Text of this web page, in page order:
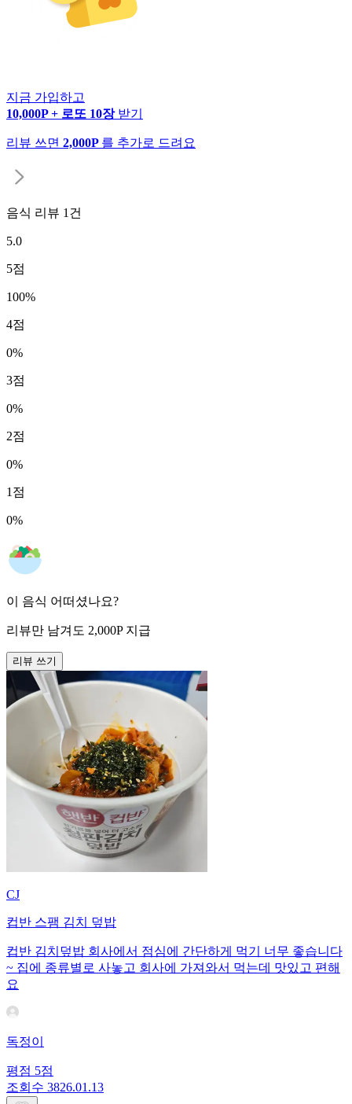
지금 가입하고
10,000P + 로또 10장 받기
리뷰 쓰면 2,000P 를 추가로 드려요
음식 리뷰 1 건
5.0
5점
100%
4점
0%
3점
0%
2점
0%
1 점
0%
이 음식 어떠셨나요?
리뷰만 남겨도 2,000P 지급
리뷰 쓰기
CJ
컵반 스팸 김치 덮밥
컵반 김치덮밥 회사에서 점심에 간단하게 먹기 너무 좋습니다
~ 집에 종류별로 사놓고 회사에 가져와서 먹는데 맛있고 편해
요
독정이
평점 5점
조회수 3826.01.13